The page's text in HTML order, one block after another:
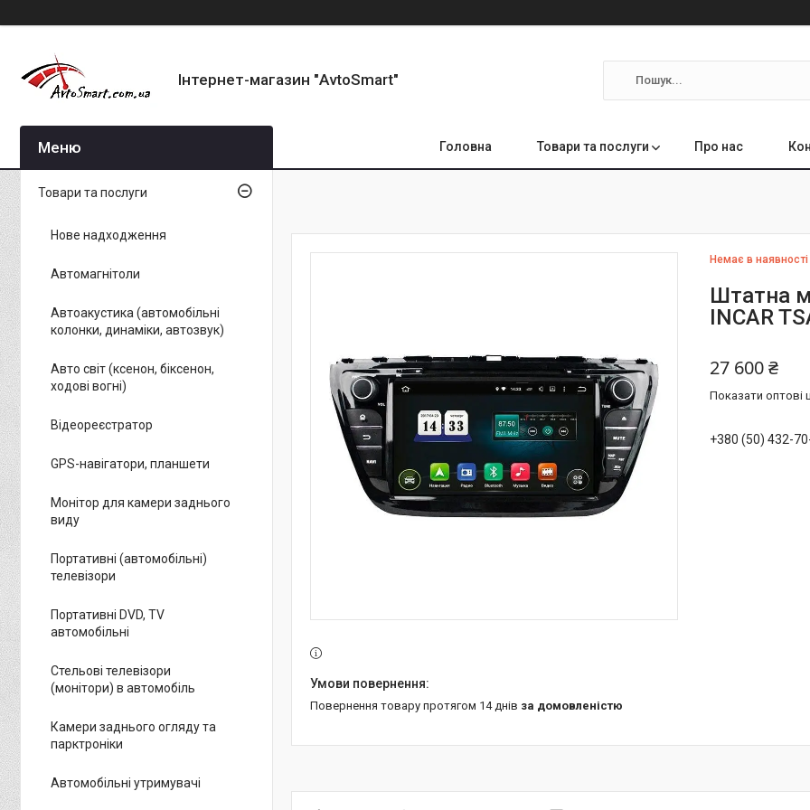
Інтернет-магазин "AvtoSmart"
Головна Товари та послуги Про нас
Немає в наявності
Штатна
INCAR
27 600 ₴
Показати оптові
+380 (50) 432-
повернення товару протягом 14 днів за домовленістю
Товари та послуги
Нове надходження
Автомагнітоли
Автоакустика (автомобільні
колонки, динаміки, автозвук)
Авто світ (ксенон, біксенон,
ходові вогні)
Відеореєстратор
GPS-навігатори, планшети
Монітор для камери заднього
виду
Портативні (автомобільні)
телевізори
Портативні DVD, TV
автомобільні
Стельові телевізори
(монітори) в автомобіль
Камери заднього огляду та
парктроніки
Автомобільні утримувачі